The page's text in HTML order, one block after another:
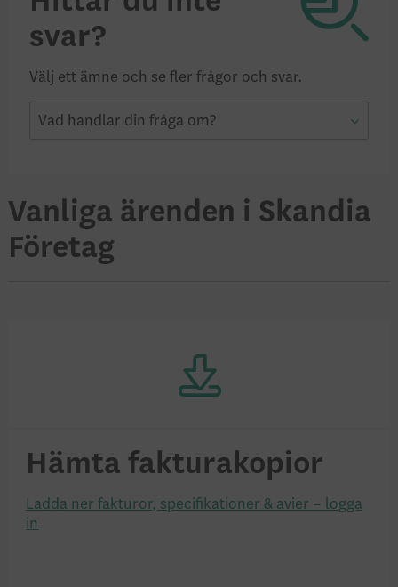
svar?
Välj ett ämne och se fler frågor och svar.
Vad handlar din fråga om?
Vanliga ärenden i Skandia
Företag
Hämta faktura­kopior
Ladda ner fakturor, specifikationer & avier – logga
in